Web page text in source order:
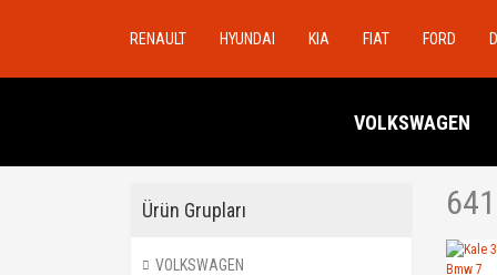
RENAULT HYUNDAI KIA FIAT FORD
VOLKSWAGEN
Ürün Grupları
VOLKSWAGEN